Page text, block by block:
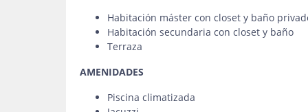
Habitación máster con closet y baño
Habitación secundaria con closet y baño
Terraza
AMENIDADES
Piscina climatizada